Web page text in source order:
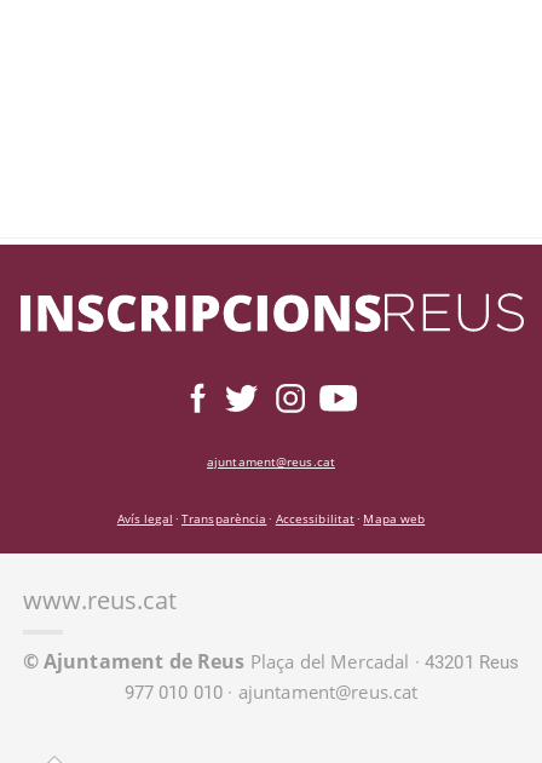
ajuntament@reus.cat
Avís legal ·Transparència · Accessibilitat· Mapa web
www.reus.cat
© Ajuntament de Reus Plaça del Mercadal · 43201 Reus
977 010 010 · ajuntament@reus.cat